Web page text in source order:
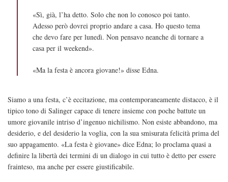
«Sì, già, l’ha detto. Solo che non lo conosco poi tanto.
Adesso però dovrei proprio andare a casa. Ho questo tema
che devo fare per lunedì. Non pensavo neanche di tornare a
casa per il weekend».
«Ma la festa è ancora giovane!» disse Edna.
Siamo a una festa, c’è eccitazione, ma contemporaneamente distacco, è il
tipico tono di Salinger capace di tenere insieme con poche battute un
umore giovanile intriso d’ingenuo nichilismo. Non esiste abbandono, ma
desiderio, e del desiderio la voglia, con la sua smisurata felicità prima del
suo appagamento. «La festa è giovane» dice Edna; lo proclama quasi a
definire la libertà dei termini di un dialogo in cui tutto è detto per essere
frainteso, ma anche per essere giustificabile.